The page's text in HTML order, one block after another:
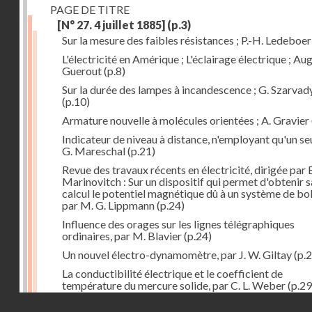
PAGE DE TITRE
[N° 27. 4 juillet 1885] (p.3)
Sur la mesure des faibles résistances ; P.-H. Ledeboer
L'électricité en Amérique ; L'éclairage électrique ;
Guerout(p.8)
Sur la durée des lampes à incandescence ; G.
(p.10)
Armature nouvelle à molécules orientées ; A. Gravier
Indicateur de niveau à distance, n'employant qu'un
G. Mareschal(p.21)
Revue des travaux récents en électricité, dirigée par
Marinovitch : Sur un dispositif qui permet d'obtenir
calcul le potentiel magnétique dû à un système de
par M. G. Lippmann(p.24)
Influence des orages sur les lignes télégraphiques
ordinaires, par M. Blavier(p.24)
Un nouvel électro-dynamomètre, par J. W. Giltay
La conductibilité électrique et le coefficient de
température du mercure solide, par C. L. Weber